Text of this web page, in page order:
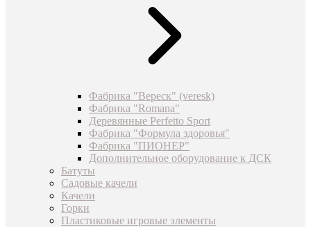
Фабрика "Вереск" (veresk)
Фабрика "Romana"
Деревянные Perfetto Sport
Фабрика "Формула здоровья"
Фабрика "ПИОНЕР"
Дополнительное оборудование к ДСК
Батуты
Садовые качели
Качели
Горки
Пластиковые игровые элементы